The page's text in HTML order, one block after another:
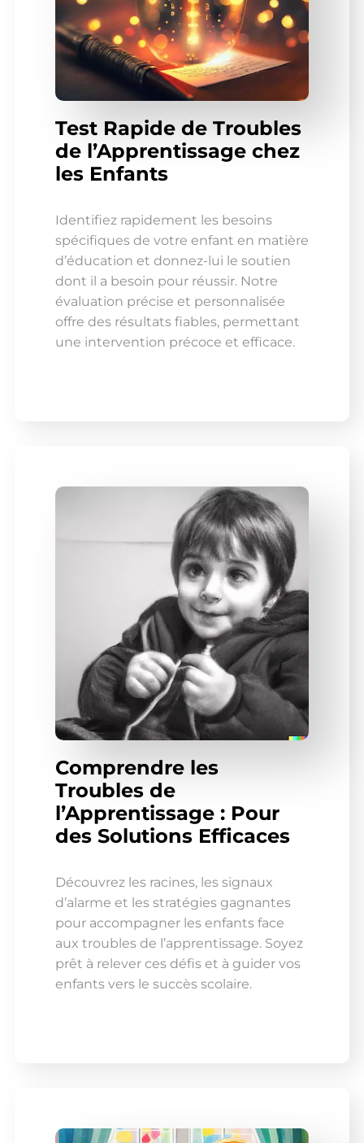
Test Rapide de Troubles
de l’Apprentissage chez
les Enfants
Identifiez rapidement les besoins
spécifiques de votre enfant en matière
d’éducation et donnez-lui le soutien
dont il a besoin pour réussir. Notre
évaluation précise et personnalisée
offre des résultats fiables, permettant
une intervention précoce et efficace.
Comprendre les
Troubles de
l’Apprentissage : Pour
des Solutions Efficaces
Découvrez les racines, les signaux
d’alarme et les stratégies gagnantes
pour accompagner les enfants face
aux troubles de l’apprentissage. Soyez
prêt à relever ces défis et à guider vos
enfants vers le succès scolaire.